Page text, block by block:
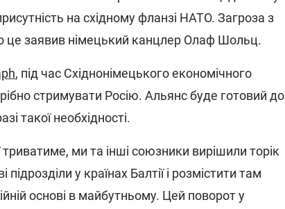
на східному фланзі НАТО. Загроза з
це заявив німецький канцлер Олаф Шольц.
, під час Східнонімецького економічного
стримувати Росію. Альянс буде готовий до
такої необхідності.
триватиме, ми та інші союзники вирішили торік
підрозділи у країнах Балтії і розмістити там
основі в майбутньому. Цей поворот у